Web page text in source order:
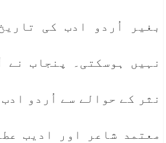
بغیر اُردو ادب کی
نہیں ہوسکتی۔ پنجاب نے
نثر کے حوالے سے اُردو
معتمد شاعر اور ادیب